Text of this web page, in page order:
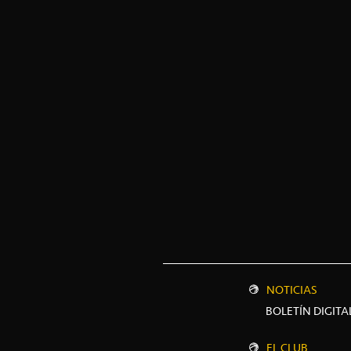
NOTICIAS
BOLETÍN